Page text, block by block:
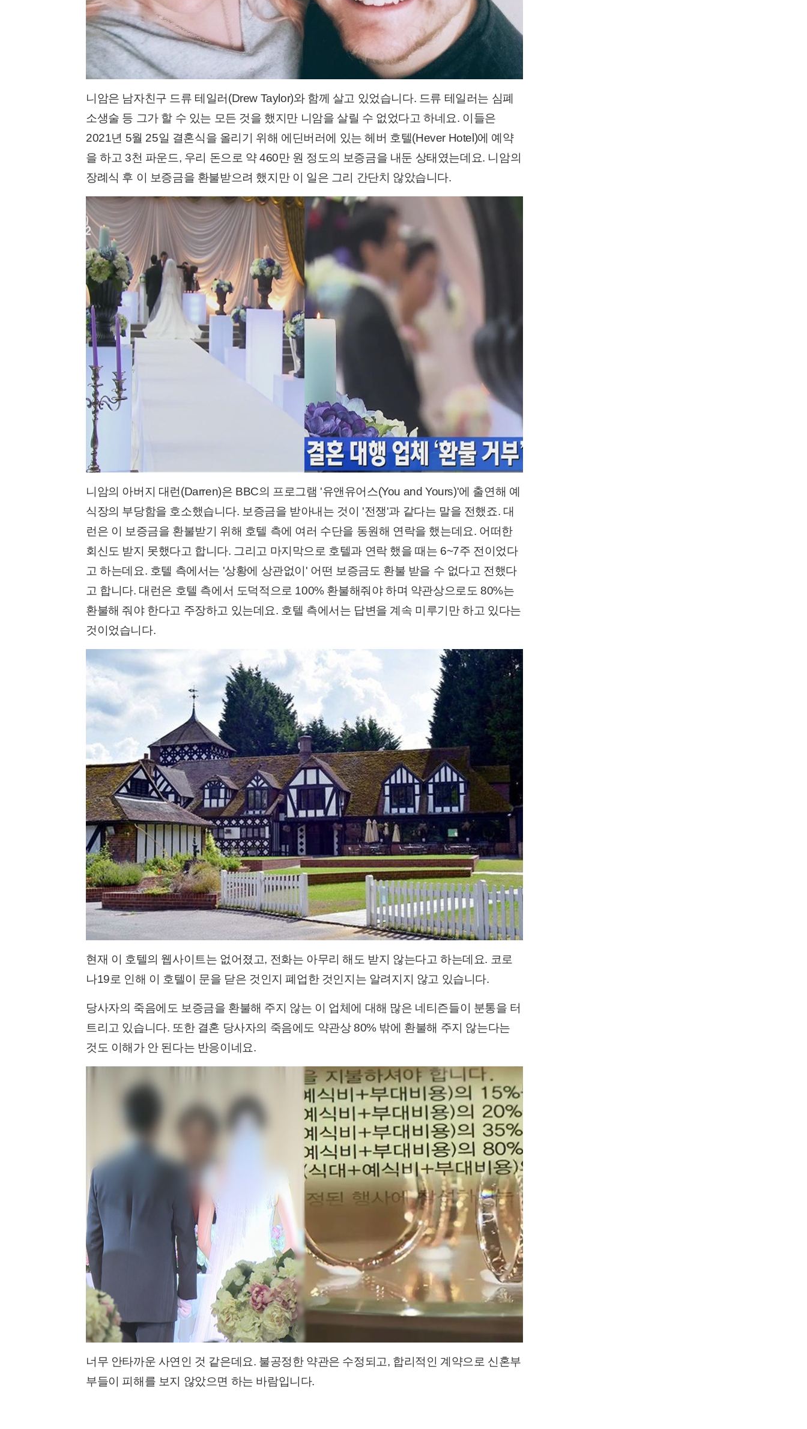
니암은 남자친구 드류 테일러(Drew Taylor)와 함께 살고 있었습니다. 드류 테일러는 심폐
소생술 등 그가 할 수 있는 모든 것을 했지만 니암을 살릴 수 없었다고 하네요. 이들은
2021년 5월 25일 결혼식을 올리기 위해 에딘버러에 있는 헤버 호텔(Hever Hotel)에 예약
을 하고 3천 파운드, 우리 돈으로 약 460만 원 정도의 보증금을 내둔 상태였는데요. 니암의
장례식 후 이 보증금을 환불받으려 했지만 이 일은 그리 간단치 않았습니다.
니암의 아버지 대런(Darren)은 BBC의 프로그램 '유앤유어스(You and Yours)'에 출연해 예
식장의 부당함을 호소했습니다. 보증금을 받아내는 것이 '전쟁'과 같다는 말을 전했죠. 대
런은 이 보증금을 환불받기 위해 호텔 측에 여러 수단을 동원해 연락을 했는데요. 어떠한
회신도 받지 못했다고 합니다. 그리고 마지막으로 호텔과 연락 했을 때는 6~7주 전이었다
고 하는데요. 호텔 측에서는 '상황에 상관없이' 어떤 보증금도 환불 받을 수 없다고 전했다
고 합니다. 대런은 호텔 측에서 도덕적으로 100% 환불해줘야 하며 약관상으로도 80%는
환불해 줘야 한다고 주장하고 있는데요. 호텔 측에서는 답변을 계속 미루기만 하고 있다는
것이었습니다.
현재 이 호텔의 웹사이트는 없어졌고, 전화는 아무리 해도 받지 않는다고 하는데요. 코로
나19로 인해 이 호텔이 문을 닫은 것인지 폐업한 것인지는 알려지지 않고 있습니다.
당사자의 죽음에도 보증금을 환불해 주지 않는 이 업체에 대해 많은 네티즌들이 분통을 터
트리고 있습니다. 또한 결혼 당사자의 죽음에도 약관상 80% 밖에 환불해 주지 않는다는
것도 이해가 안 된다는 반응이네요.
너무 안타까운 사연인 것 같은데요. 불공정한 약관은 수정되고, 합리적인 계약으로 신혼부
부들이 피해를 보지 않았으면 하는 바람입니다.